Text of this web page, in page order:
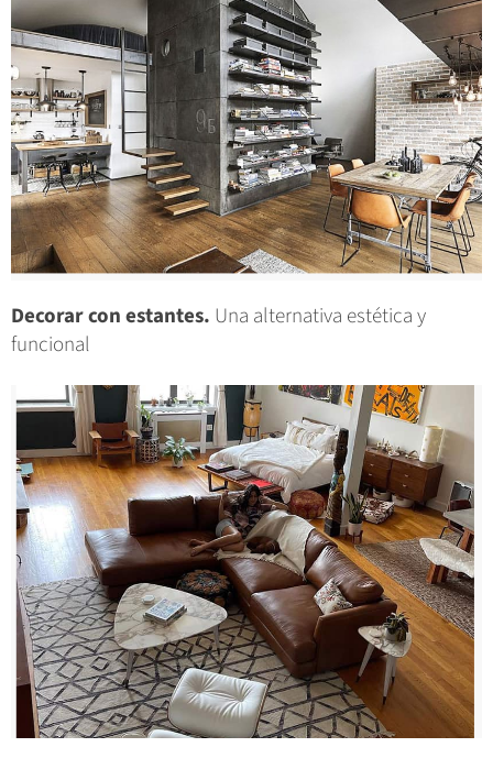
Decorar con estantes. Una alternativa estética y
funcional